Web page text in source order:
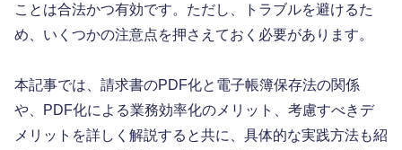
ことは合法かつ有効です。ただし、トラブルを避けるた
め、いくつかの注意点を押さえておく必要があります。
本記事では、請求書のPDF化と電子帳簿保存法の関係
や、PDF化による業務効率化のメリット、考慮すべきデ
メリットを詳しく解説すると共に、具体的な実践方法も紹